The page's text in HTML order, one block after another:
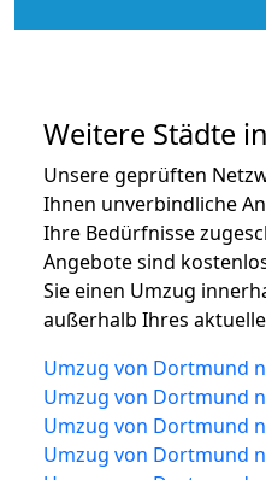
Weitere Städte
Unsere geprüften
Ihnen unverbindliche
Ihre Bedürfnisse
Angebote sind
Sie einen Umzug
außerhalb Ihres
Umzug von Dortmund
Umzug von Dortmund
Umzug von Dortmund
Umzug von Dortmund